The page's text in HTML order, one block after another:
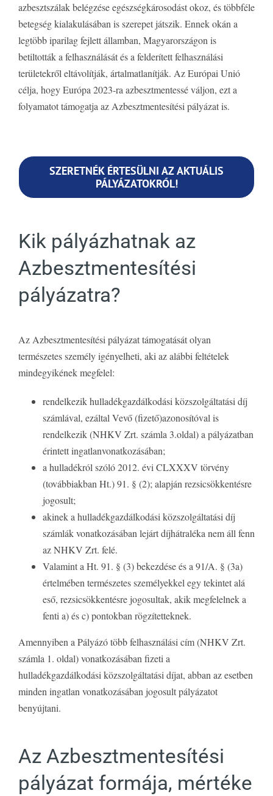
azbesztszálak belégzése egészségkárosodást okoz, és többféle
betegség kialakulásában is szerepet játszik. Ennek okán a
legtöbb iparilag fejlett államban, Magyarországon is
betiltották a felhasználását és a felderített felhasználási
területekről eltávolítják, ártalmatlanítják. Az Európai Unió
célja, hogy Európa 2023-ra azbesztmentessé váljon, ezt a
folyamatot támogatja az Azbesztmentesítési pályázat is.
SZERETNÉK ÉRTESÜLNI AZ AKTUÁLIS
PÁLYÁZATOKRÓL!
Kik pályázhatnak az
Azbesztmentesítési
pályázatra?
Az Azbesztmentesítési pályázat támogatását olyan
természetes személy igényelheti, aki az alábbi feltételek
mindegyikének megfelel:
rendelkezik hulladékgazdálkodási közszolgáltatási díj
számlával, ezáltal Vevő (fizető)azonosítóval is
rendelkezik (NHKV Zrt. számla 3.oldal) a pályázatban
érintett ingatlanvonatkozásában;
a hulladékról szóló 2012. évi CLXXXV törvény
(továbbiakban Ht.) 91. § (2); alapján rezsicsökkentésre
jogosult;
akinek a hulladékgazdálkodási közszolgáltatási díj
számlák vonatkozásában lejárt díjhátraléka nem áll fenn
az NHKV Zrt. felé.
Valamint a Ht. 91. § (3) bekezdése és a 91/A. § (3a)
értelmében természetes személyekkel egy tekintet alá
eső, rezsicsökkentésre jogosultak, akik megfelelnek a
fenti a) és c) pontokban rögzítetteknek.
Amennyiben a Pályázó több felhasználási cím (NHKV Zrt.
számla 1. oldal) vonatkozásában fizeti a
hulladékgazdálkodási közszolgáltatási díjat, abban az esetben
minden ingatlan vonatkozásában jogosult pályázatot
benyújtani.
Az Azbesztmentesítési
pályázat formája, mértéke